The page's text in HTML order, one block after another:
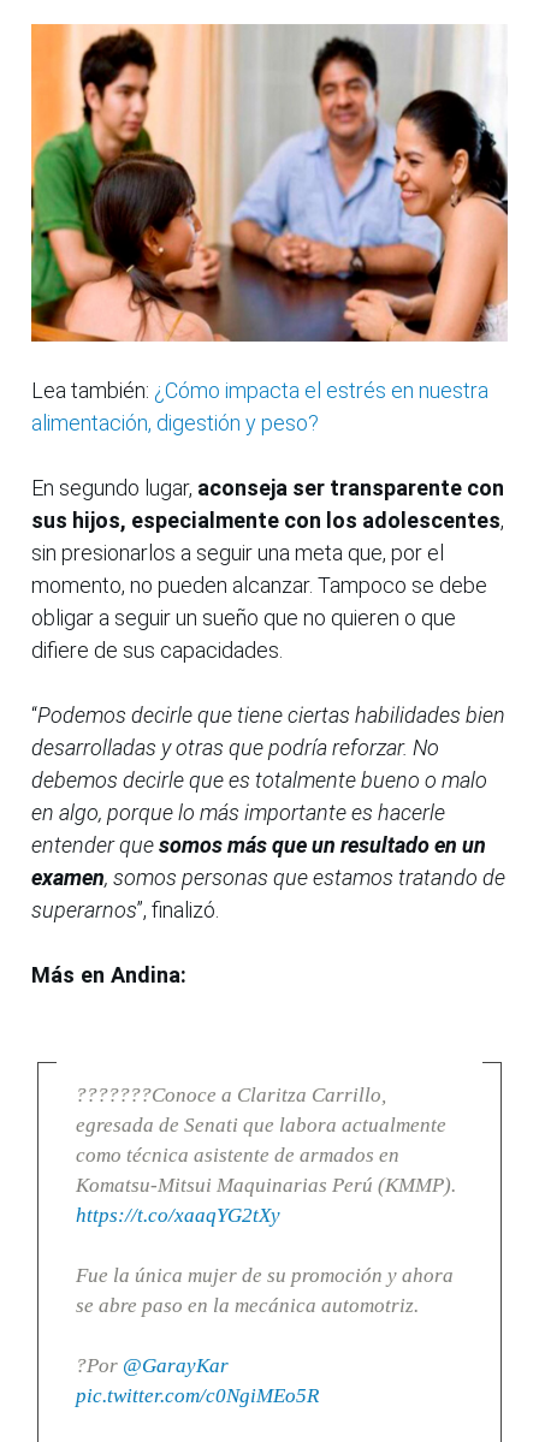
Lea también: ¿Cómo impacta el estrés en nuestra
alimentación, digestión y peso?
En segundo lugar, aconseja ser transparente con
sus hijos, especialmente con los adolescentes,
sin presionarlos a seguir una meta que, por el
momento, no pueden alcanzar. Tampoco se debe
obligar a seguir un sueño que no quieren o que
difiere de sus capacidades.
“Podemos decirle que tiene ciertas habilidades bien
desarrolladas y otras que podría reforzar. No
debemos decirle que es totalmente bueno o malo
en algo, porque lo más importante es hacerle
entender quesomos más que un resultado en un
examen, somos personas que estamos tratando de
superarnos”, finalizó.
Más en Andina:
???????Conoce a Claritza Carrillo,
egresada de Senati que labora actualmente
como técnica asistente de armados en
Komatsu-Mitsui Maquinarias Perú (KMMP).
https://t.co/xaaqYG2tXy
Fue la única mujer de su promoción y ahora
se abre paso en la mecánica automotriz.
?Por @GarayKar
pic.twitter.com/c0NgiMEo5R